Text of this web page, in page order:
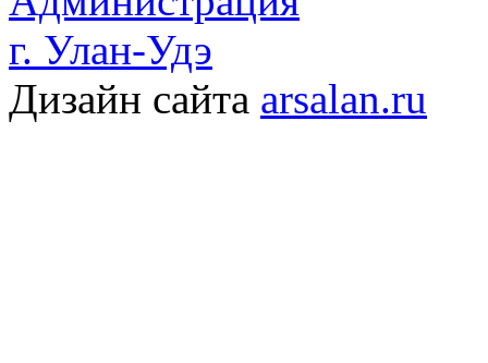
г. Улан-Удэ
Дизайн сайта arsalan.ru